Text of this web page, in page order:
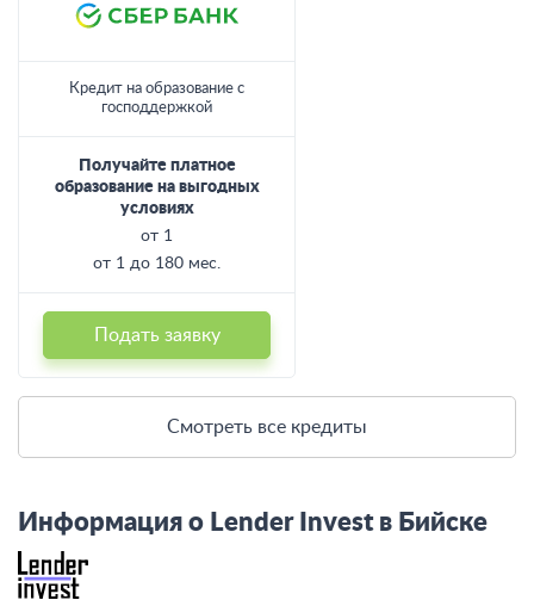
Кредит на образование с
господдержкой
Получайте платное
образование на выгодных
условиях
от 1
от 1 до 180 мес.
Подать заявку
Смотреть все кредиты
Информация о Lender Invest в Бийске